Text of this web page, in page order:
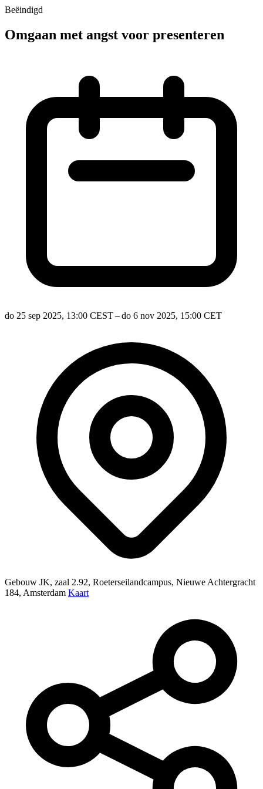
Beëindigd
Omgaan met angst voor presenteren
do 25 sep 2025, 13:00 CEST – do 6 nov 2025, 15:00 CET
Gebouw JK, zaal 2.92, Roeterseilandcampus, Nieuwe Achtergracht
184, Amsterdam Kaart